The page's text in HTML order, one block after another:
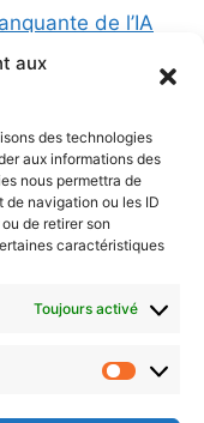
aux
des technologies
aux informations des
nous permettra de
de navigation ou les ID
de retirer son
caractéristiques
Toujours activé
de l’IA
Artificielle au
pour l’IA
la